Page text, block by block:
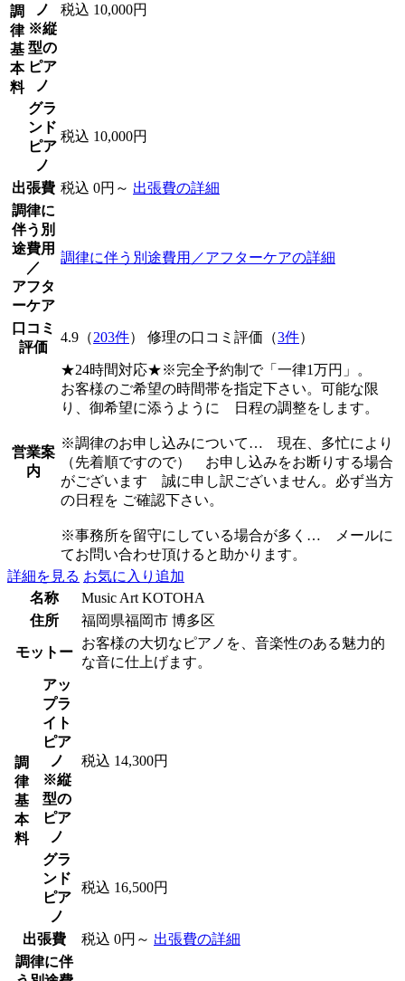
調
律
基
本
料
ノ
※縦
型の
ピア
ノ
税込 10,000円
グラ
ンド
ピア
ノ
税込 10,000円
出張費 税込 0円～ 出張費の詳細
調律に
伴う別
途費用
／
アフタ
ーケア
調律に伴う別途費用／アフターケアの詳細
口コミ
評価
4.9（203件） 修理の口コミ評価（3件）
営業案
内
★24時間対応★※完全予約制で「一律1万円」。
お客様のご希望の時間帯を指定下さい。可能な限
り、御希望に添うように 日程の調整をします。
※調律のお申し込みについて… 現在、多忙により
（先着順ですので） お申し込みをお断りする場合
がございます 誠に申し訳ございません。必ず当方
の日程を ご確認下さい。
※事務所を留守にしている場合が多く… メールに
てお問い合わせ頂けると助かります。
詳細を見る お気に入り追加
名称
Music Art KOTOHA
住所
福岡県福岡市 博多区
モットー
お客様の大切なピアノを、音楽性のある魅力的
な音に仕上げます。
調
律
基
本
料
アッ
プラ
イト
ピア
ノ
※縦
型の
ピア
ノ
税込 14,300円
グラ
ンド
ピア
ノ
税込 16,500円
出張費 税込 0円～ 出張費の詳細
調律に伴